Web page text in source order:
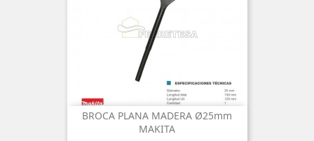
BROCA PLANA MADERA Ø25mm
MAKITA